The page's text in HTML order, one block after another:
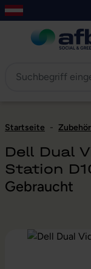
Hauptinhalt
Zur Navigation
Startseite - Zubehör
Dell Dual
Station
Gebraucht
Bildergalerie